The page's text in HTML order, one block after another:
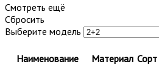
Смотреть ещё
Сбросить
Выберите модель
Наименование Материал Сорт